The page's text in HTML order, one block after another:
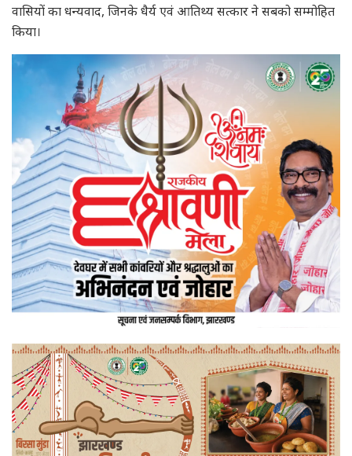
वासियों का धन्यवाद, जिनके धैर्य एवं आतिथ्य सत्कार ने सबको सम्मोहित
किया।